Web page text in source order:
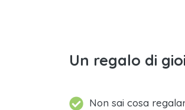
Un regalo di
Non sai cosa